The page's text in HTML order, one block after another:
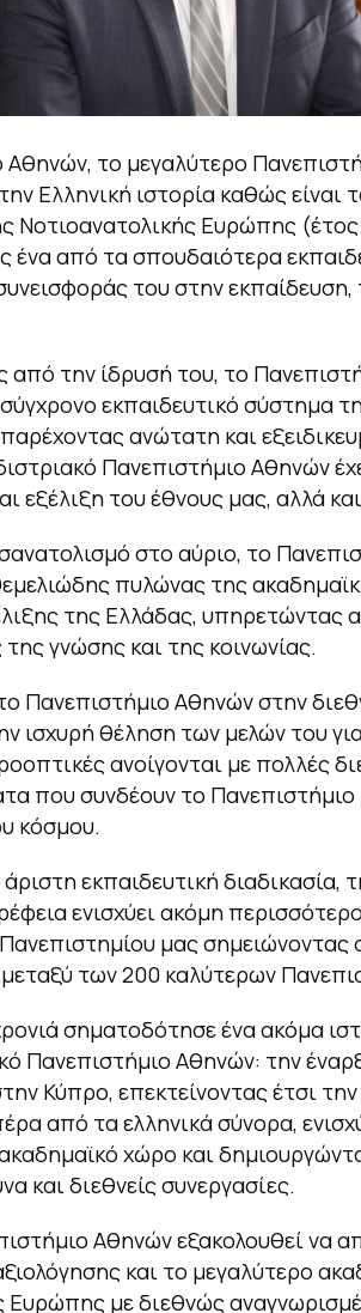
το μεγαλύτερο
Ελληνική ιστορία καθώς είναι
Νοτιοανατολικής Ευρώπης (έτος
ένα από τα σπουδαιότερα
του στην εκπαίδευση,
από την ίδρυσή του, το
εκπαιδευτικό σύστημα
ανώτατη και
Πανεπιστήμιο Αθηνών
εξέλιξη του έθνους μας, αλλά
στο αύριο, το
πυλώνας της
της Ελλάδας, υπηρετώντας
γνώσης και της κοινωνίας.
Πανεπιστήμιο Αθηνών στην
ισχυρή θέληση των μελών του
ανοίγονται με πολλές
που συνδέουν το
κόσμου.
εκπαιδευτική διαδικασία,
ενισχύει ακόμη
μας
των 200 καλύτερων
σηματοδότησε ένα ακόμα
Πανεπιστήμιο Αθηνών: την
Κύπρο, επεκτείνοντας έτσι την
από τα ελληνικά σύνορα,
χώρο και
και διεθνείς συνεργασίες.
Αθηνών εξακολουθεί να
και το μεγαλύτερο
Ευρώπης με διεθνώς